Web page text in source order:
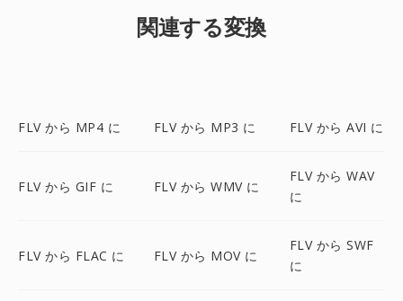
関連する変換
FLV から MP4 に FLV から MP3 に FLV から AVI に
FLV から GIF に FLV から WMV に
FLV から WAV
に
FLV から FLAC に FLV から MOV に
FLV から SWF
に